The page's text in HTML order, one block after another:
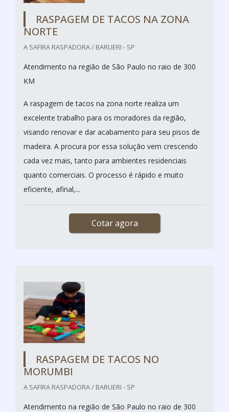
RASPAGEM DE TACOS NA ZONA
NORTE
A SAFIRA RASPADORA / BARUERI - SP
Atendimento na região de São Paulo no raio de 300
KM
A raspagem de tacos na zona norte realiza um
excelente trabalho para os moradores da região,
visando renovar e dar acabamento para seu pisos de
madeira. A procura por essa solução vem crescendo
cada vez mais, tanto para ambientes residenciais
quanto comerciais. O processo é rápido e muito
eficiente, afinal,...
Cotar agora
RASPAGEM DE TACOS NO
MORUMBI
A SAFIRA RASPADORA / BARUERI - SP
Atendimento na região de São Paulo no raio de 300